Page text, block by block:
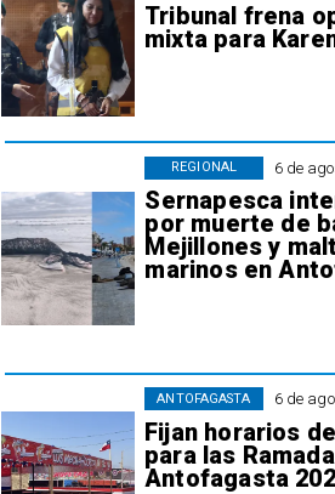
Tribunal frena
mixta para
6 de
Sernapesca
por muerte de
Mejillones y
marinos en
REGIONAL
6 de
Fijan horarios
para las
Antofagasta
ANTOFAGASTA